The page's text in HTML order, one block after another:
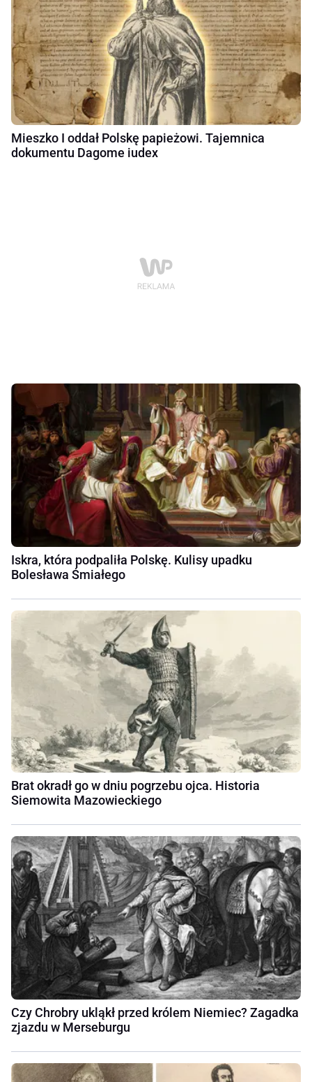
Mieszko I oddał Polskę papieżowi. Tajemnica
dokumentu Dagome iudex
Iskra, która podpaliła Polskę. Kulisy upadku
Bolesława Śmiałego
Brat okradł go w dniu pogrzebu ojca. Historia
Siemowita Mazowieckiego
Czy Chrobry ukląkł przed królem Niemiec? Zagadka
zjazdu w Merseburgu